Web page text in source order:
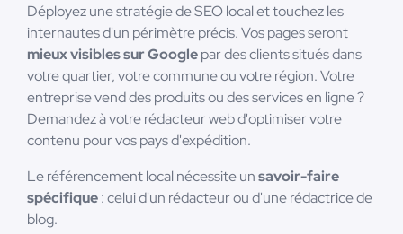
Déployez une stratégie de SEO local et touchez les
internautes d'un périmètre précis. Vos pages seront
mieux visibles sur Googlepar des clients situés dans
votre quartier, votre commune ou votre région. Votre
entreprise vend des produits ou des services en ligne ?
Demandez à votre rédacteur web d'optimiser votre
contenu pour vos pays d'expédition.
Le référencement local nécessite unsavoir-faire
spécifique: celui d'un rédacteur ou d'une rédactrice de
blog.